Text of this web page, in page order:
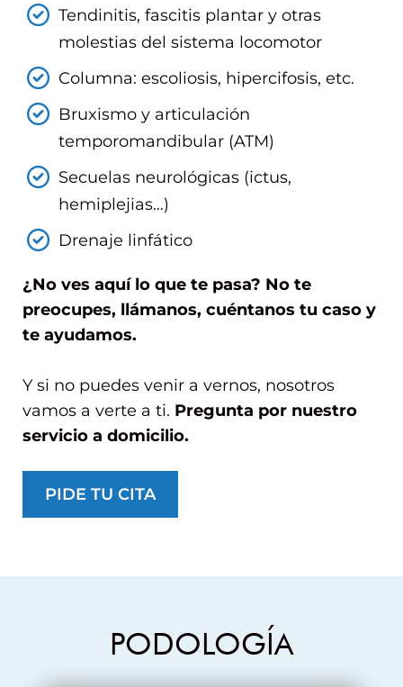
Tendinitis, fascitis plantar y otras
molestias del sistema locomotor
Columna: escoliosis, hipercifosis, etc.
Bruxismo y articulación
temporomandibular (ATM)
Secuelas neurológicas (ictus,
hemiplejias…)
Drenaje linfático
¿No ves aquí lo que te pasa? No te
preocupes, llámanos, cuéntanos tu caso y
te ayudamos.
Y si no puedes venir a vernos, nosotros
vamos a verte a ti. Pregunta por nuestro
servicio a domicilio.
PIDE TU CITA
PODOLOGÍA